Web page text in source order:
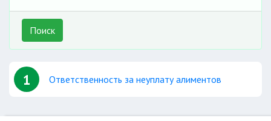
Поиск
1 Ответственность за неуплату алиментов